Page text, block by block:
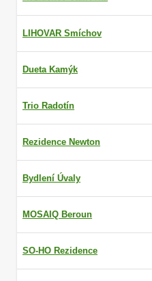
LIHOVAR Smíchov
Dueta Kamýk
Trio Radotín
Rezidence Newton
Bydlení Úvaly
MOSAIQ Beroun
SO-HO Rezidence